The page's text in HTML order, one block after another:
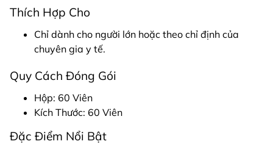
Thích Hợp Cho
Chỉ dành cho người lớn hoặc theo chỉ định của
chuyên gia y tế.
Quy Cách Đóng Gói
Hộp: 60 Viên
Kích Thước: 60 Viên
Đặc Điểm Nổi Bật